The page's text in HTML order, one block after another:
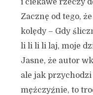
i ciekawe rzeczy
Zacznę od tego,
kolędy – Gdy
li li li li laj, moje
Jasne, że autor
ale jak
mężczyźnie, to